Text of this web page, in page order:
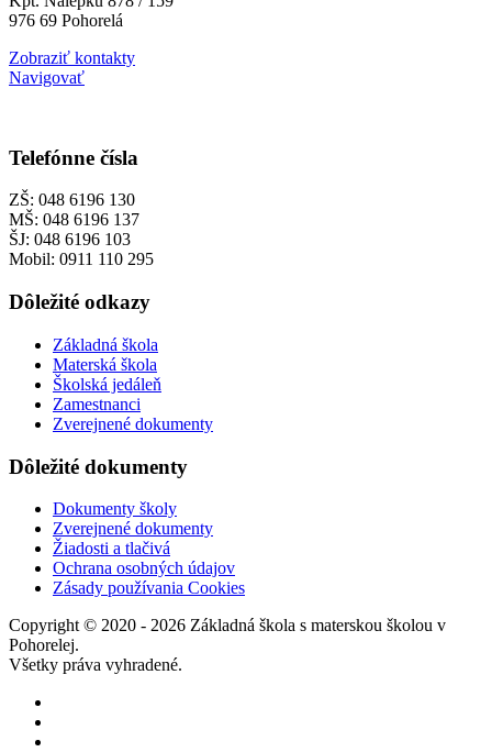
976 69 Pohorelá
Zobraziť kontakty
Navigovať
Telefónne čísla
ZŠ: 048 6196 130
MŠ: 048 6196 137
ŠJ: 048 6196 103
Mobil: 0911 110 295
Dôležité odkazy
Základná škola
Materská škola
Školská jedáleň
Zamestnanci
Zverejnené dokumenty
Dôležité dokumenty
Dokumenty školy
Zverejnené dokumenty
Žiadosti a tlačivá
Ochrana osobných údajov
Zásady používania Cookies
Copyright © 2020 - 2026 Základná škola s materskou školou v
Pohorelej.
Všetky práva vyhradené.